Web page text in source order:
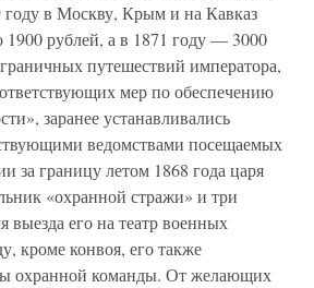
году в Москву, Крым и на Кавказ
1900 рублей, а в 1871 году — 3000
путешествий императора,
мер по обеспечению
заранее устанавливались
ведомствами посещаемых
за границу летом 1868 года царя
«охранной стражи» и три
выезда его на театр военных
кроме конвоя, его также
охранной команды. От желающих